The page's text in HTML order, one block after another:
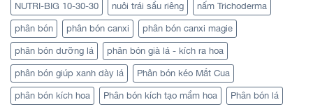
NUTRI-BIG 10-30-30 nuôi trái sầu riêng nấm Trichoderma
phân bón phân bón canxi phân bón canxi magie
phân bón dưỡng lá phân bón già lá - kích ra hoa
phân bón giúp xanh dày lá Phân bón kéo Mắt Cua
phân bón kích hoa Phân bón kích tạo mầm hoa Phân bón lá